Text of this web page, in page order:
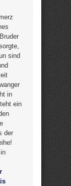
sind
in
ein
der